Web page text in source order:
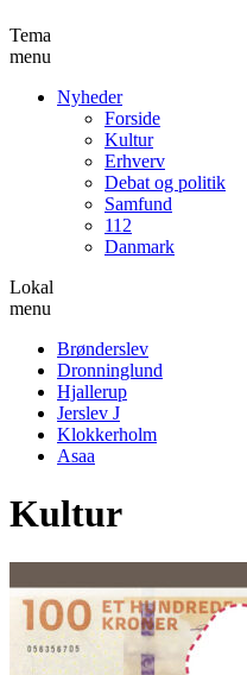
Tema
menu
Nyheder
Forside
Kultur
Erhverv
Debat og politik
Samfund
112
Danmark
Lokal
menu
Brønderslev
Dronninglund
Hjallerup
Jerslev J
Klokkerholm
Asaa
Kultur